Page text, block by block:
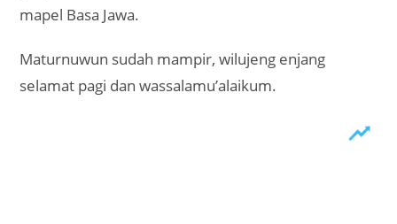
mapel Basa Jawa.
Maturnuwun sudah mampir, wilujeng enjang
selamat pagi dan wassalamu’alaikum.